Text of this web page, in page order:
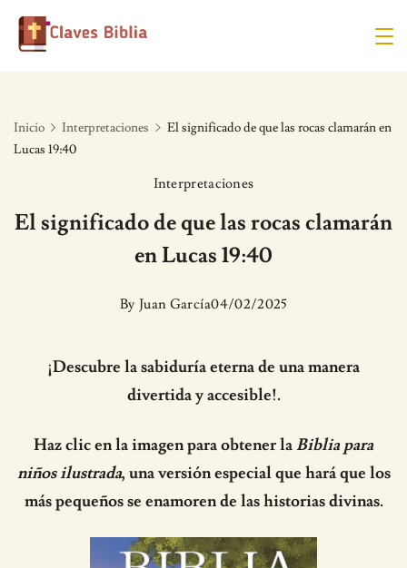
Skip
Inicio Interpretaciones
El significado de que las rocas clamarán en
Lucas 19:40
Interpretaciones
El significado de que las rocas clamarán
en Lucas 19:40
By Juan García04/02/2025
¡Descubre la sabiduría eterna de una manera
divertida y accesible!.
Haz clic en la imagen para obtener laBiblia para
niños ilustrada, una versión especial que hará que los
más pequeños se enamoren de las historias divinas.